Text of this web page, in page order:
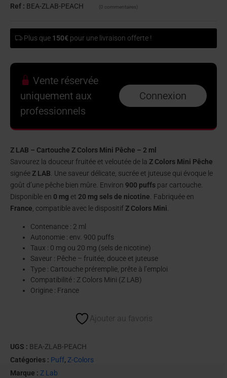
Ref : BEA-ZLAB-PEACH (0 commentaires)
Plus que 150€ pour une livraison offerte !
Vente réservée
uniquement aux
professionnels
Connexion
Z LAB – Cartouche Z Colors Mini Pêche – 2 ml
Savourez la douceur fruitée et veloutée de la Z Colors Mini Pêche
signée Z LAB . Une saveur délicate, sucrée et juteuse qui évoque le
goût d’une pêche bien mûre. Environ 900 puffs par cartouche.
Disponible en 0 mg et 20 mg sels de nicotine . Fabriquée en
France , compatible avec le dispositif Z Colors Mini
Contenance : 2 ml
Autonomie : env. 900 puffs
Taux : 0 mg ou 20 mg (sels de nicotine)
Saveur : Pêche – fruitée, douce et juteuse
Type : Cartouche préremplie, prête à l’emploi
Compatibilité : Z Colors Mini (Z LAB)
Origine : France
Ajouter au favoris
UGS : BEA-ZLAB-PEACH
Catégories : Puff, Z-Colors
Marque : Z Lab